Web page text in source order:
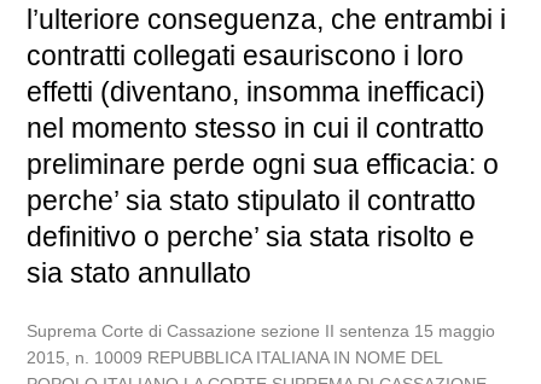
l’ulteriore conseguenza, che entrambi i
contratti collegati esauriscono i loro
effetti (diventano, insomma inefficaci)
nel momento stesso in cui il contratto
preliminare perde ogni sua efficacia: o
perche’ sia stato stipulato il contratto
definitivo o perche’ sia stata risolto e
sia stato annullato
Suprema Corte di Cassazione sezione II sentenza 15 maggio
2015, n. 10009 REPUBBLICA ITALIANA IN NOME DEL